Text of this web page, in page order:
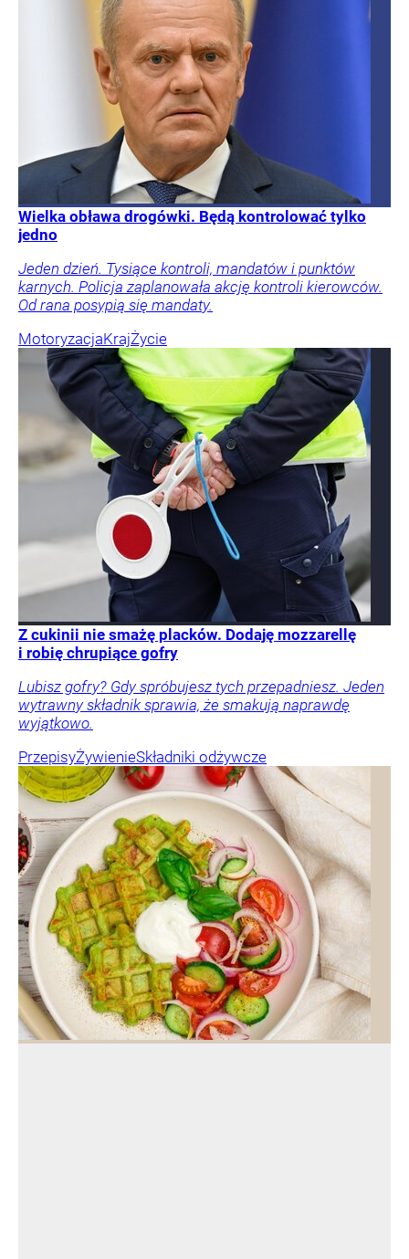
Wielka obława drogówki. Będą kontrolować tylko
jedno
Jeden dzień. Tysiące kontroli, mandatów i punktów
karnych. Policja zaplanowała akcję kontroli kierowców.
Od rana posypią się mandaty.
MotoryzacjaKrajŻycie
Z cukinii nie smażę placków. Dodaję mozzarellę
i robię chrupiące gofry
Lubisz gofry? Gdy spróbujesz tych przepadniesz. Jeden
wytrawny składnik sprawia, że smakują naprawdę
wyjątkowo.
PrzepisyŻywienieSkładniki odżywcze